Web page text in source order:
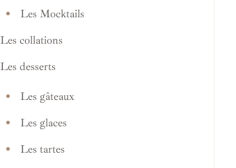
Les Mocktails
Les collations
Les desserts
Les gâteaux
Les glaces
Les tartes